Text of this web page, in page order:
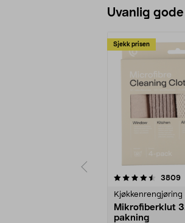
Uvanlig
Sjekk prisen
3809
Kjøkkenrengjøring
Mikrofiberklut
pakning
4.5av 5